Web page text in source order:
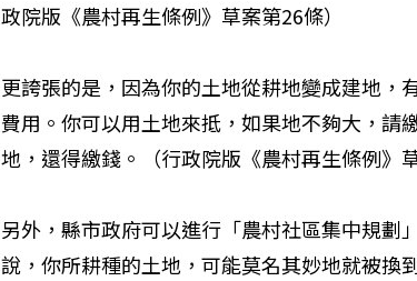
政院版《農村再生條例》草案第26條）
更誇張的是，因為你的土地從耕地變成建地，
費用。你可以用土地來抵，如果地不夠大，請
地，還得繳錢。（行政院版《農村再生條例》
另外，縣市政府可以進行「農村社區集中規劃
說，你所耕種的土地，可能莫名其妙地就被換